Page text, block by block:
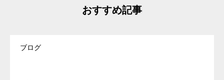
おすすめ記事
ブログ